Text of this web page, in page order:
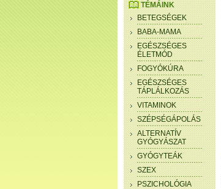
TÉMÁINK
BETEGSÉGEK
BABA-MAMA
EGÉSZSÉGES
ÉLETMÓD
FOGYÓKÚRA
EGÉSZSÉGES
TÁPLÁLKOZÁS
VITAMINOK
SZÉPSÉGÁPOLÁS
ALTERNATÍV
GYÓGYÁSZAT
GYÓGYTEÁK
SZEX
PSZICHOLÓGIA